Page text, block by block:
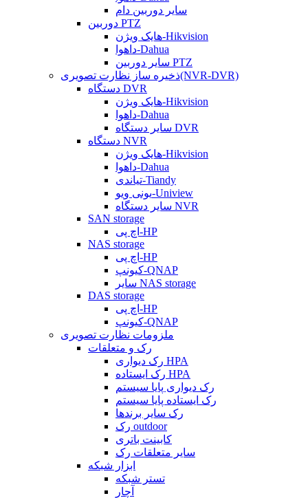
سایر دوربین دام
دوربین PTZ
هایک ویژن-Hikvision
داهوا-Dahua
سایر دوربین PTZ
ذخیره ساز نظارت تصویری(NVR-DVR)
دستگاه DVR
هایک ویژن-Hikvision
داهوا-Dahua
سایر دستگاه DVR
دستگاه NVR
هایک ویژن-Hikvision
داهوا-Dahua
تیاندی-Tiandy
یونی ویو-Uniview
سایر دستگاه NVR
SAN storage
اچ پی-HP
NAS storage
اچ پی-HP
کیونپ-QNAP
سایر NAS storage
DAS storage
اچ پی-HP
کیونپ-QNAP
ملزومات نظارت تصویری
رک و متعلقات
رک دیواری HPA
رک ایستاده HPA
رک دیواری پایا سیستم
رک ایستاده پایا سیستم
رک سایر برندها
رک outdoor
کابینت باتری
سایر متعلقات رک
ابزار شبکه
تستر شبکه
آچار